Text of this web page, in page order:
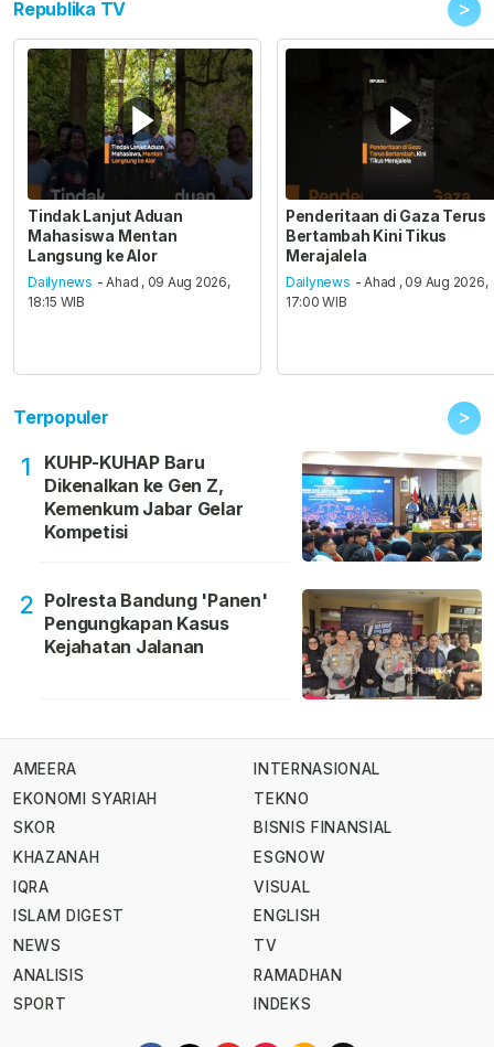
Republika TV >
Tindak Lanjut Aduan
Mahasiswa Mentan
Langsung ke Alor
Dailynews - Ahad , 09 Aug 2026,
18:15 WIB
Penderitaan di Gaza Terus
Bertambah Kini Tikus
Merajalela
Dailynews - Ahad , 09 Aug 2026,
17:00 WIB
Terpopuler >
1
KUHP-KUHAP Baru
Dikenalkan ke Gen Z,
Kemenkum Jabar Gelar
Kompetisi
2 Polresta Bandung 'Panen'
Pengungkapan Kasus
Kejahatan Jalanan
AMEERA
EKONOMI SYARIAH
SKOR
KHAZANAH
IQRA
ISLAM DIGEST
NEWS
ANALISIS
SPORT
INTERNASIONAL
TEKNO
BISNIS FINANSIAL
ESGNOW
VISUAL
ENGLISH
TV
RAMADHAN
INDEKS